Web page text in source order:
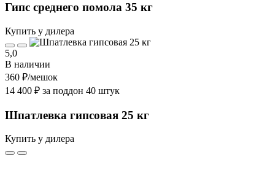
Гипс среднего помола 35 кг
Купить у дилера
5,0
В наличии
360 ₽/мешок
14 400 ₽ за поддон 40 штук
Шпатлевка гипсовая 25 кг
Купить у дилера